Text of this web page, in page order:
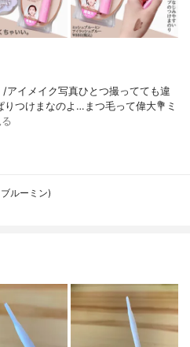
イメイク写真ひとつ撮ってても違
つけまなのよ…まつ毛って偉大⁡💐ミ
ルーミン)